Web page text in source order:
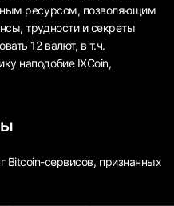
ресурсом, позволяющим
трудности и секреты
12 валют, в т.ч.
наподобие IXCoin,
Bitcoin-сервисов, признанных